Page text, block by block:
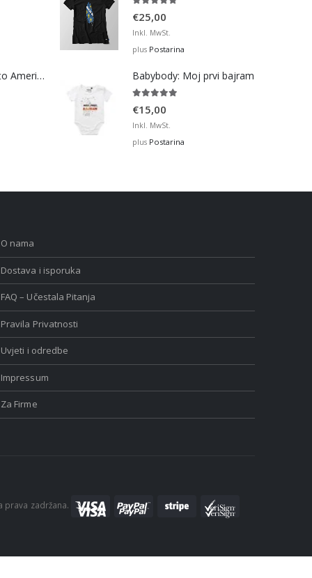
Bosna Take Me to America Navijačka Majica 2
€25,00
Inkl. MwSt.
plus Postarina
Babybody: Moj prvi bajram
€15,00
Inkl. MwSt.
plus Postarina
O nama
Dostava i isporuka
FAQ – Učestala Pitanja
Pravila Privatnosti
Uvjeti i odredbe
Impressum
Za Firme
prava zadržana.